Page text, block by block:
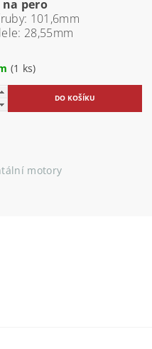
pero
101,6mm
28,55mm
(1 ks)
motory